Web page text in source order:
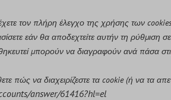
τον πλήρη έλεγχο της χρήσης των
εάν θα αποδεχτείτε αυτήν τη
μπορούν να διαγραφούν ανά πάσα
πώς να διαχειρίζεστε τα cookie (ή να τα
answer/61416?hl=el